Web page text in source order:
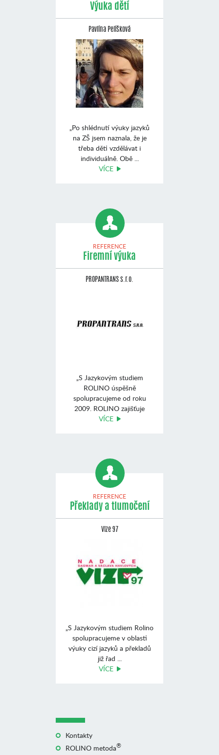
Výuka dětí
Pavlína Pelíšková
„Po shlédnutí výuky jazyků
na ZŠ jsem naznala, že je
třeba děti vzdělávat i
individuálně. Obě ...
VÍCE
REFERENCE
Firemní výuka
PROPANTRANS s.r.o.
„S Jazykovým studiem
ROLINO úspěšně
spolupracujeme od roku
2009. ROLINO zajišťuje
výuku angli ...
VÍCE
REFERENCE
Překlady a tlumočení
Vize 97
„S Jazykovým studiem Rolino
spolupracujeme v oblasti
výuky cizí jazyků a překladů
již řad ...
VÍCE
Kontakty
ROLINO metoda®